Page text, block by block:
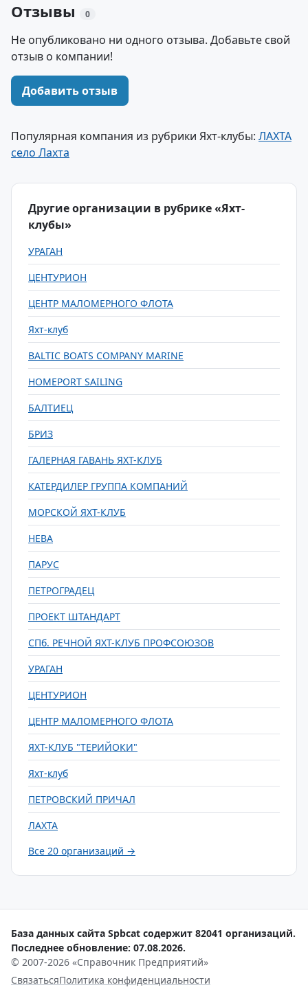
Отзывы 0
Не опубликовано ни одного отзыва. Добавьте свой
отзыв о компании!
Добавить отзыв
Популярная компания из рубрики Яхт-клубы: ЛАХТА
село Лахта
Другие организации в рубрике «Яхт-
клубы»
УРАГАН
ЦЕНТУРИОН
ЦЕНТР МАЛОМЕРНОГО ФЛОТА
Яхт-клуб
BALTIC BOATS COMPANY MARINE
HOMEPORT SAILING
БАЛТИЕЦ
БРИЗ
ГАЛЕРНАЯ ГАВАНЬ ЯХТ-КЛУБ
КАТЕРДИЛЕР ГРУППА КОМПАНИЙ
МОРСКОЙ ЯХТ-КЛУБ
НЕВА
ПАРУС
ПЕТРОГРАДЕЦ
ПРОЕКТ ШТАНДАРТ
СПб. РЕЧНОЙ ЯХТ-КЛУБ ПРОФСОЮЗОВ
УРАГАН
ЦЕНТУРИОН
ЦЕНТР МАЛОМЕРНОГО ФЛОТА
ЯХТ-КЛУБ "ТЕРИЙОКИ"
Яхт-клуб
ПЕТРОВСКИЙ ПРИЧАЛ
ЛАХТА
Все 20 организаций →
База данных сайта Spbcat содержит 82041 организаций.
Последнее обновление: 07.08.2026.
© 2007-2026 «Справочник Предприятий»
СвязатьсяПолитика конфиденциальности